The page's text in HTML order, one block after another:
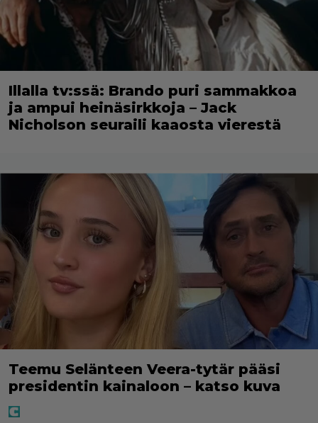
Illalla tv:ssä: Brando puri sammakkoa
ja ampui heinäsirkkoja – Jack
Nicholson seuraili kaaosta vierestä
Teemu Selänteen Veera-tytär pääsi
presidentin kainaloon – katso kuva